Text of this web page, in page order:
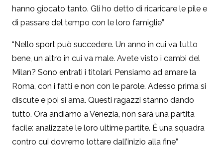
hanno giocato tanto. Gli ho detto di ricaricare le pile e
di passare del tempo con le loro famiglie”
“Nello sport può succedere. Un anno in cui va tutto
bene, un altro in cui va male. Avete visto i cambi del
Milan? Sono entrati i titolari. Pensiamo ad amare la
Roma, con i fatti e non con le parole. Adesso prima si
discute e poi si ama. Questi ragazzi stanno dando
tutto. Ora andiamo a Venezia, non sarà una partita
facile: analizzate le loro ultime partite. È una squadra
contro cui dovremo lottare dall’inizio alla fine”